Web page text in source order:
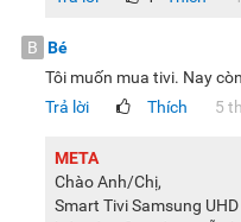
Hệ điều hành Samsung
giải trí
Hệ điều hành Samsung
phú cùng các dịch vụ mới
Người dùng dễ dàng truy
miễn phí, quản lý các
B Bé
Tôi muốn mua tivi. Nay
Trả lời
Thích 5
META
Chào Anh/Chị,
Smart Tivi Samsung